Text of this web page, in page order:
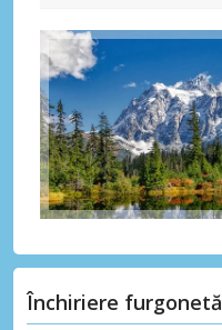
Închiriere furgonetă